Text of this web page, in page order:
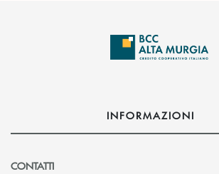
INFORMAZIONI
CONTATTI